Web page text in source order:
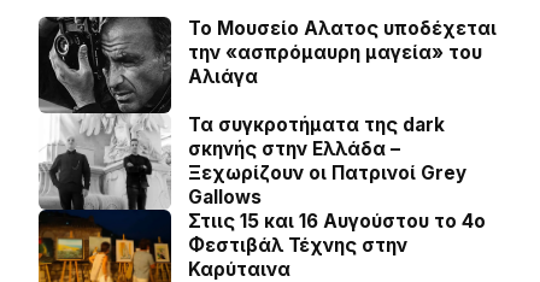
Το Μουσείο Αλατος υποδέχεται
την «ασπρόμαυρη μαγεία» του
Αλιάγα
Τα συγκροτήματα της dark
σκηνής στην Ελλάδα –
Ξεχωρίζουν οι Πατρινοί Grey
Gallows
Στιις 15 και 16 Αυγούστου το 4ο
Φεστιβάλ Τέχνης στην
Καρύταινα